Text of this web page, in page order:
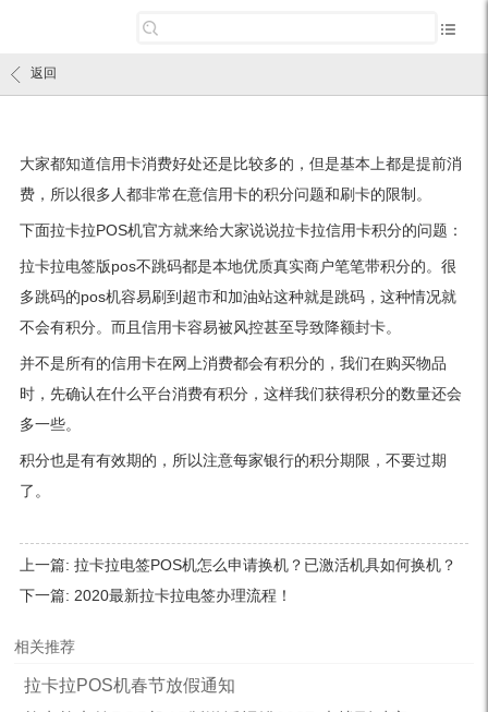
返回
大家都知道信用卡消费好处还是比较多的，但是基本上都是提前消
费，所以很多人都非常在意信用卡的积分问题和刷卡的限制。
下面拉卡拉POS机官方就来给大家说说拉卡拉信用卡积分的问题：
拉卡拉电签版pos不跳码都是本地优质真实商户笔笔带积分的。很
多跳码的pos机容易刷到超市和加油站这种就是跳码，这种情况就
不会有积分。而且信用卡容易被风控甚至导致降额封卡。
并不是所有的信用卡在网上消费都会有积分的，我们在购买物品
时，先确认在什么平台消费有积分，这样我们获得积分的数量还会
多一些。
积分也是有有效期的，所以注意每家银行的积分期限，不要过期
了。
上一篇: 拉卡拉电签POS机怎么申请换机？已激活机具如何换机？
下一篇: 2020最新拉卡拉电签办理流程！
相关推荐
拉卡拉POS机春节放假通知